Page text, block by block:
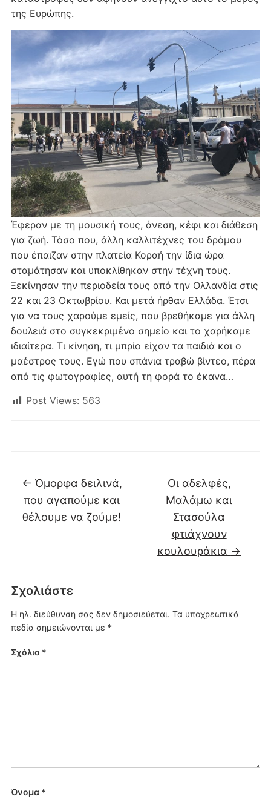
της Ευρώπης.
Έφεραν με τη μουσική τους, άνεση, κέφι και διάθεση
για ζωή. Τόσο που, άλλη καλλιτέχνες του δρόμου
που έπαιζαν στην πλατεία Κοραή την ίδια ώρα
σταμάτησαν και υποκλίθηκαν στην τέχνη τους.
Ξεκίνησαν την περιοδεία τους από την Ολλανδία στις
22 και 23 Οκτωβρίου. Και μετά ήρθαν Ελλάδα. Έτσι
για να τους χαρούμε εμείς, που βρεθήκαμε για άλλη
δουλειά στο συγκεκριμένο σημείο και το χαρήκαμε
ιδιαίτερα. Τι κίνηση, τι μπρίο είχαν τα παιδιά και ο
μαέστρος τους. Εγώ που σπάνια τραβώ βίντεο, πέρα
από τις φωτογραφίες, αυτή τη φορά το έκανα…
Post Views: 563
← Όμορφα δειλινά,
που αγαπούμε και
θέλουμε να ζούμε!
Οι αδελφές,
Μαλάμω και
Στασούλα
φτιάχνουν
κουλουράκια →
Σχολιάστε
Η ηλ. διεύθυνση σας δεν δημοσιεύεται. Τα υποχρεωτικά
πεδία σημειώνονται με *
Σχόλιο *
Όνομα *